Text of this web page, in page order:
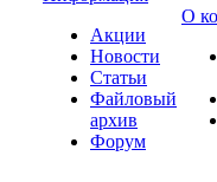
Акции
Новости
Статьи
Файловый
архив
Форум
О